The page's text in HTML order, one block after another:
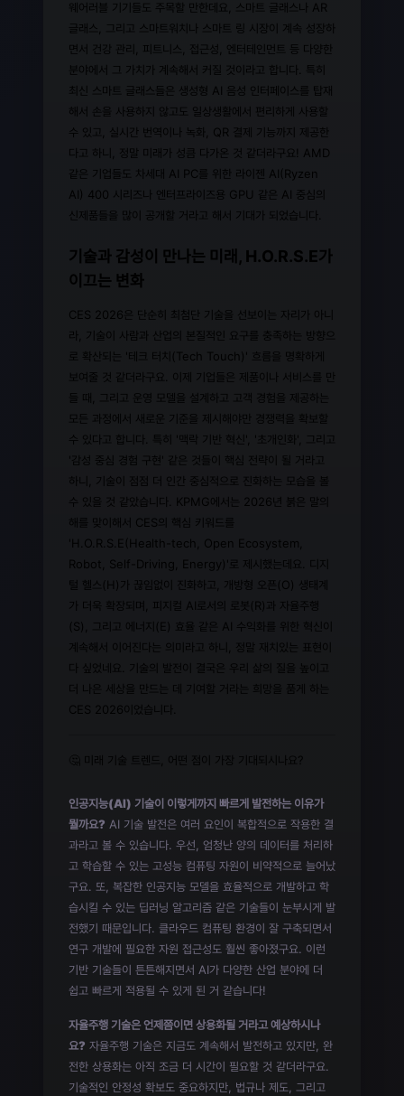
웨어러블 기기들도 주목할 만한데요, 스마트 글래스나 AR
글래스, 그리고 스마트워치나 스마트 링 시장이 계속 성장하
면서 건강 관리, 피트니스, 접근성, 엔터테인먼트 등 다양한
분야에서 그 가치가 계속해서 커질 것이라고 합니다. 특히
최신 스마트 글래스들은 생성형 AI 음성 인터페이스를 탑재
해서 손을 사용하지 않고도 일상생활에서 편리하게 사용할
수 있고, 실시간 번역이나 녹화, QR 결제 기능까지 제공한
다고 하니, 정말 미래가 성큼 다가온 것 같더라구요! AMD
같은 기업들도 차세대 AI PC를 위한 라이젠 AI(Ryzen
AI) 400 시리즈나 엔터프라이즈용 GPU 같은 AI 중심의
신제품들을 많이 공개할 거라고 해서 기대가 되었습니다.
기술과 감성이 만나는 미래, H.O.R.S.E가
이끄는 변화
CES 2026은 단순히 최첨단 기술을 선보이는 자리가 아니
라, 기술이 사람과 산업의 본질적인 요구를 충족하는 방향으
로 확산되는 '테크 터치(Tech Touch)' 흐름을 명확하게
보여줄 것 같더라구요. 이제 기업들은 제품이나 서비스를 만
들 때, 그리고 운영 모델을 설계하고 고객 경험을 제공하는
모든 과정에서 새로운 기준을 제시해야만 경쟁력을 확보할
수 있다고 합니다. 특히 '맥락 기반 혁신', '초개인화', 그리고
'감성 중심 경험 구현' 같은 것들이 핵심 전략이 될 거라고
하니, 기술이 점점 더 인간 중심적으로 진화하는 모습을 볼
수 있을 것 같았습니다. KPMG에서는 2026년 붉은 말의
해를 맞이해서 CES의 핵심 키워드를
'H.O.R.S.E(Health-tech, Open Ecosystem,
Robot, Self-Driving, Energy)'로 제시했는데요. 디지
털 헬스(H)가 끊임없이 진화하고, 개방형 오픈(O) 생태계
가 더욱 확장되며, 피지컬 AI로서의 로봇(R)과 자율주행
(S), 그리고 에너지(E) 효율 같은 AI 수익화를 위한 혁신이
계속해서 이어진다는 의미라고 하니, 정말 재치있는 표현이
다 싶었네요. 기술의 발전이 결국은 우리 삶의 질을 높이고
더 나은 세상을 만드는 데 기여할 거라는 희망을 품게 하는
CES 2026이었습니다.
🤔 미래 기술 트렌드, 어떤 점이 가장 기대되시나요?
인공지능(AI) 기술이 이렇게까지 빠르게 발전하는 이유가
뭘까요? AI 기술 발전은 여러 요인이 복합적으로 작용한 결
과라고 볼 수 있습니다. 우선, 엄청난 양의 데이터를 처리하
고 학습할 수 있는 고성능 컴퓨팅 자원이 비약적으로 늘어났
구요. 또, 복잡한 인공지능 모델을 효율적으로 개발하고 학
습시킬 수 있는 딥러닝 알고리즘 같은 기술들이 눈부시게 발
전했기 때문입니다. 클라우드 컴퓨팅 환경이 잘 구축되면서
연구 개발에 필요한 자원 접근성도 훨씬 좋아졌구요. 이런
기반 기술들이 튼튼해지면서 AI가 다양한 산업 분야에 더
쉽고 빠르게 적용될 수 있게 된 거 같습니다!
자율주행 기술은 언제쯤이면 상용화될 거라고 예상하시나
요? 자율주행 기술은 지금도 계속해서 발전하고 있지만, 완
전한 상용화는 아직 조금 더 시간이 필요할 것 같더라구요.
기술적인 안정성 확보도 중요하지만, 법규나 제도, 그리고